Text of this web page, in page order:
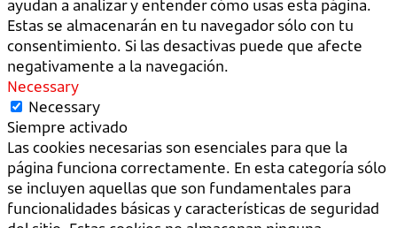
ayudan a analizar y entender cómo usas esta página.
Estas se almacenarán en tu navegador sólo con tu
consentimiento. Si las desactivas puede que afecte
negativamente a la navegación.
Necessary
Necessary
Siempre activado
Las cookies necesarias son esenciales para que la
página funciona correctamente. En esta categoría sólo
se incluyen aquellas que son fundamentales para
funcionalidades básicas y características de seguridad